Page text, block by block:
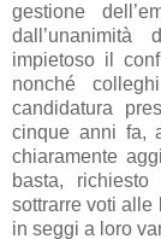
gestione
dall’unanimità
impietoso il
nonché
candidatura
cinque anni fa,
chiaramente
basta,
sottrarre voti alle
in seggi a loro